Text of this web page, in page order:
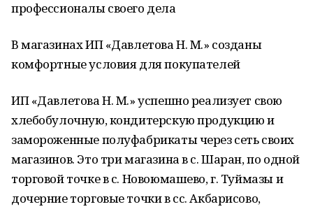
профессионалы своего дела
В магазинах ИП «Давлетова Н. М.» созданы
комфортные условия для покупателей
ИП «Давлетова Н. М.» успешно реализует свою
хлебобулочную, кондитерскую продукцию и
замороженные полуфабрикаты через сеть своих
магазинов. Это три магазина в с. Шаран, по одной
торговой точке в с. Новоюмашево, г. Туймазы и
дочерние торговые точки в сс. Акбарисово,